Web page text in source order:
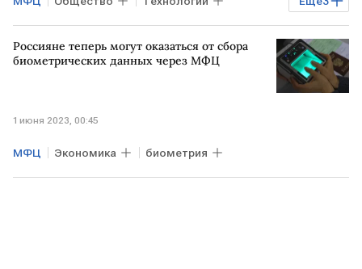
РОССИЯ Минцифры биометрия
Россияне теперь могут оказаться от сбора
биометрических данных через МФЦ
1 июня 2023, 00:45
МФЦ Экономика биометрия